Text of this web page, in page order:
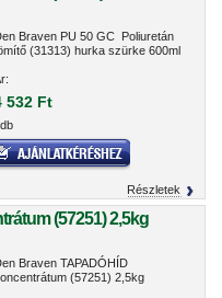
Braven PU 50 GC Poliuretán
(31313) hurka szürke 600ml
532 Ft
Részletek
(57251) 2,5kg
Braven TAPADÓHÍD
(57251) 2,5kg